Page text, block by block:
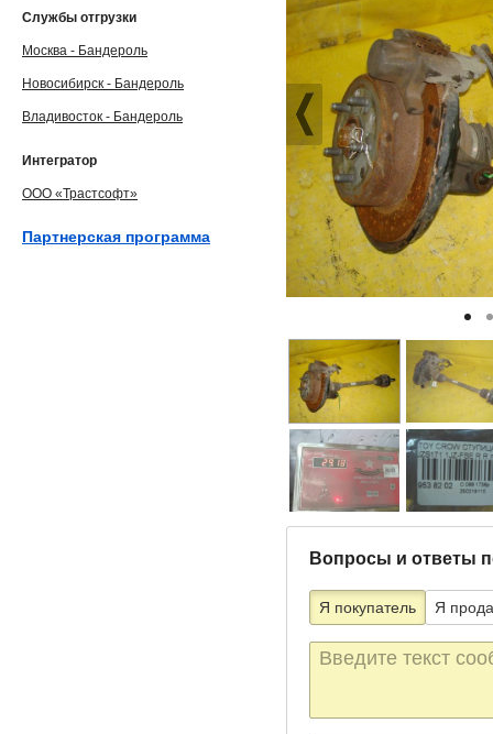
Вопросы и ответы
Я покупатель Я
Текст
сообщения
Службы отгрузки
Москва - Бандероль
Новосибирск - Бандероль
Владивосток - Бандероль
Интегратор
ООО «Трастсофт»
Партнерская программа